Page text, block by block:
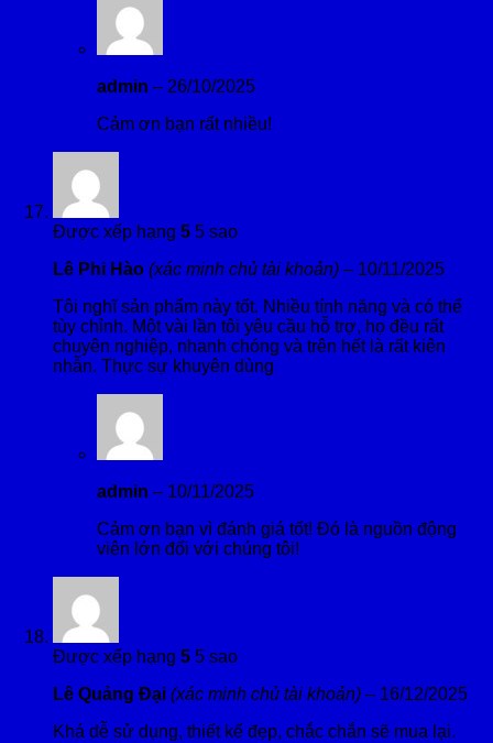
admin – 26/10/2025
Cảm ơn bạn rất nhiều!
Được xếp hạng 5 5 sao
Lê Phi Hào (xác minh chủ tài khoản) – 10/11/2025
Tôi nghĩ sản phẩm này tốt. Nhiều tính năng và có thể
tùy chỉnh. Một vài lần tôi yêu cầu hỗ trợ, họ đều rất
chuyên nghiệp, nhanh chóng và trên hết là rất kiên
nhẫn. Thực sự khuyên dùng
admin – 10/11/2025
Cảm ơn bạn vì đánh giá tốt! Đó là nguồn động
viên lớn đối với chúng tôi!
Được xếp hạng 5 5 sao
Lê Quảng Đại (xác minh chủ tài khoản) – 16/12/2025
Khá dễ sử dụng, thiết kế đẹp, chắc chắn sẽ mua lại.